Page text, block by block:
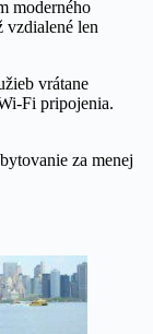
moderného
vzdialené len
vrátane
Fi pripojenia.
za menej